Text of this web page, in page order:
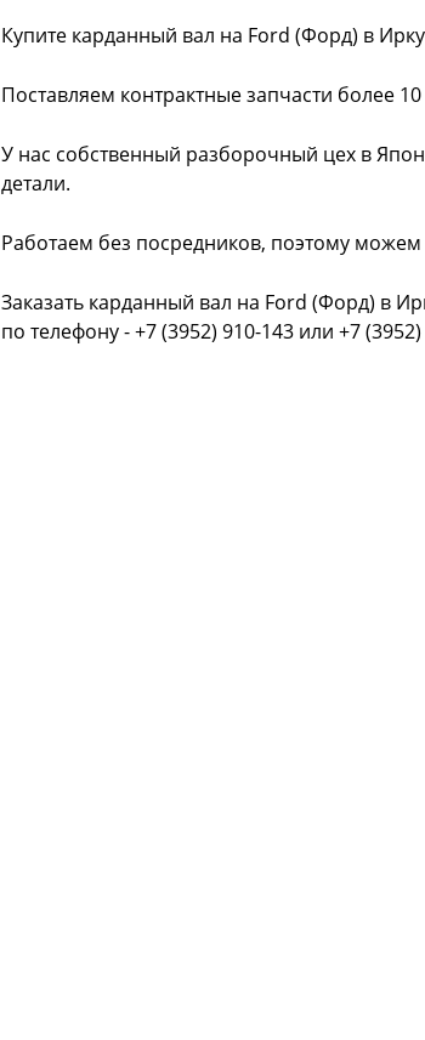
Купите карданный вал на Ford (Форд) в
Поставляем контрактные запчасти более
У нас собственный разборочный цех в
детали.
Работаем без посредников, поэтому
Заказать карданный вал на Ford (Форд) в
по телефону - +7 (3952) 910-143 или +7